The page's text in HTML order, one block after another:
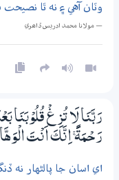
وٽان آهي ۽ نه ٿا
— مولانا محمد ادريس ڏاھري
رَبَّنَا لَا تُزِغْ قُلُوْبَنَا
رَحْـمَةً ۚ اِنَّكَ اَنْتَ
اي اسان جا پالڻهار نه